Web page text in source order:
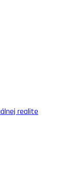
realite